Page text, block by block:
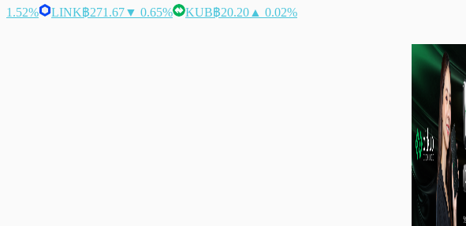
1.52%
LINK฿271.67▼ 0.65% KUB฿20.20 ▲ 0.02%